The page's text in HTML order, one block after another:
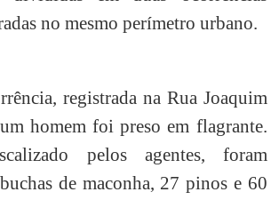
no mesmo perímetro urbano.
registrada na Rua Joaquim
homem foi preso em flagrante.
pelos agentes, foram
de maconha, 27 pinos e 60